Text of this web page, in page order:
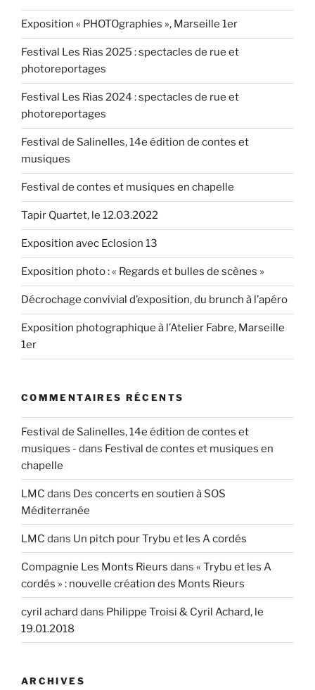
Daniel
Marx,
le
Exposition « PHOTOgraphies », Marseille 1er
Festival Les Rias 2025 : spectacles de rue et
photoreportages
Festival Les Rias 2024 : spectacles de rue et
photoreportages
Festival de Salinelles, 14e édition de contes et
musiques
Festival de contes et musiques en chapelle
Tapir Quartet, le 12.03.2022
Exposition avec Eclosion 13
Exposition photo : « Regards et bulles de scènes »
Décrochage convivial d’exposition, du brunch à l’apéro
Exposition photographique à l’Atelier Fabre, Marseille
1er
COMMENTAIRES RÉCENTS
Festival de Salinelles, 14e édition de contes et
musiques - dans Festival de contes et musiques en
chapelle
LMC dans Des concerts en soutien à SOS
Méditerranée
LMC dans Un pitch pour Trybu et les A cordés
Compagnie Les Monts Rieurs dans « Trybu et les A
cordés » : nouvelle création des Monts Rieurs
cyril achard dans Philippe Troisi & Cyril Achard, le
19.01.2018
ARCHIVES